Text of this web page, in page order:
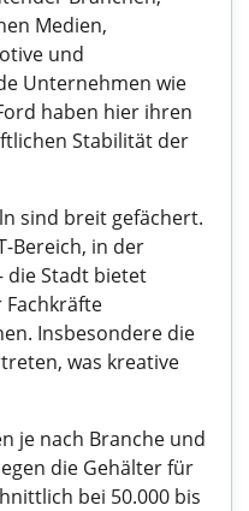
Medien,
und
Unternehmen wie
haben hier ihren
Stabilität der
sind breit gefächert.
Bereich, in der
die Stadt bietet
Insbesondere die
was kreative
je nach Branche und
die Gehälter für
bei 50.000 bis